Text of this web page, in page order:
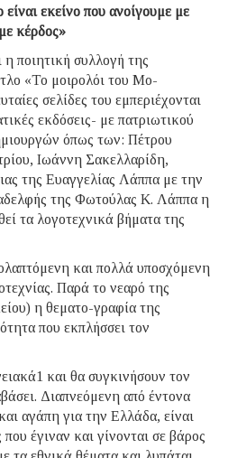
είναι εκείνο που ανοίγουμε με
κέρδος»
η ποιητική συλλογή της
«Το μοιρολόι του Μο­
σελίδες του εμπε­ριέχονται
εκδόσεις- με πατριωτικού
όπως των: Πέτρου
Ιωάννη Σα­κελ­λαρίδη,
της Ευαγγε­λίας Λάππα με την
αδελφής της Φωτούλας Κ. Λάππα η
τα λογοτεχνικά βήματα της
και πολλά υποσχόμενη
Παρά το νεαρό της
η θεματο-­γραφία της
που εκπλήσσει τον
και θα συγκι­νήσουν τον
Διαπνεό­μενη από έντονα
αγάπη για την Ελλάδα, είναι
έγιναν και γίνονται σε βάρος